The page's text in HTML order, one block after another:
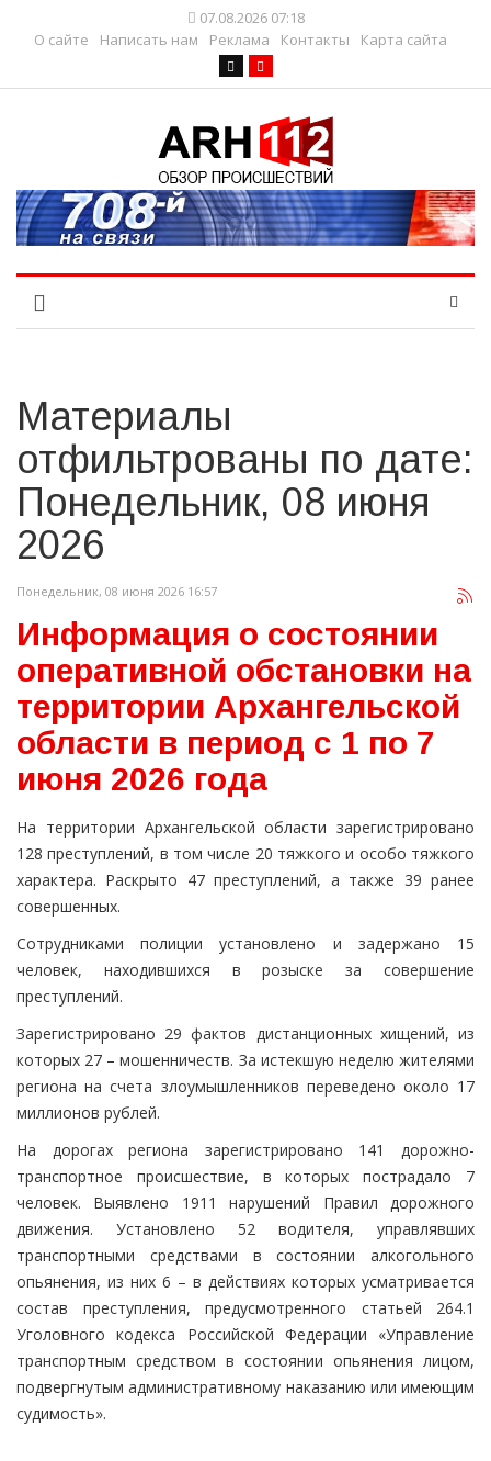
07.08.2026 07:18
О сайте
Написать нам Реклама Контакты Карта сайта
Материалы
отфильтрованы по дате:
Понедельник, 08 июня
2026
Понедельник, 08 июня 2026 16:57
Информация о состоянии
оперативной обстановки на
территории Архангельской
области в период с 1 по 7
июня 2026 года
На территории Архангельской области зарегистрировано
128 преступлений, в том числе 20 тяжкого и особо тяжкого
характера. Раскрыто 47 преступлений, а также 39 ранее
совершенных.
Сотрудниками полиции установлено и задержано 15
человек, находившихся в розыске за совершение
преступлений.
Зарегистрировано 29 фактов дистанционных хищений, из
которых 27 – мошенничеств. За истекшую неделю жителями
региона на счета злоумышленников переведено около 17
миллионов рублей.
На дорогах региона зарегистрировано 141 дорожно-
транспортное происшествие, в которых пострадало 7
человек. Выявлено 1911 нарушений Правил дорожного
движения. Установлено 52 водителя, управлявших
транспортными средствами в состоянии алкогольного
опьянения, из них 6 – в действиях которых усматривается
состав преступления, предусмотренного статьей 264.1
Уголовного кодекса Российской Федерации «Управление
транспортным средством в состоянии опьянения лицом,
подвергнутым административному наказанию или имеющим
судимость».